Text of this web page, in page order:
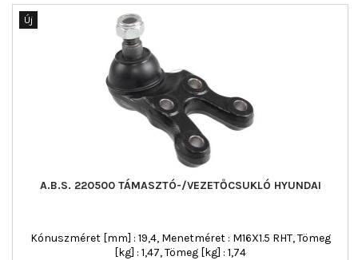
Új
A.B.S. 220500 TÁMASZTÓ-/VEZETŐCSUKLÓ HYUNDAI
Kónuszméret [mm] : 19,4, Menetméret : M16X1.5 RHT, Tömeg
[kg] : 1,47, Tömeg [kg] : 1,74